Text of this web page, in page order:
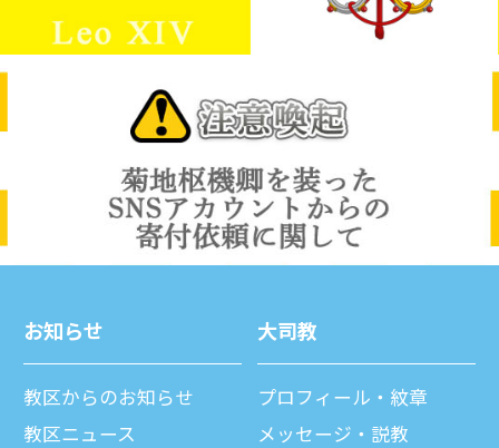
お知らせ
教区からのお知らせ
教区ニュース
⼤司教
プロフィール・紋章
メッセージ・説教